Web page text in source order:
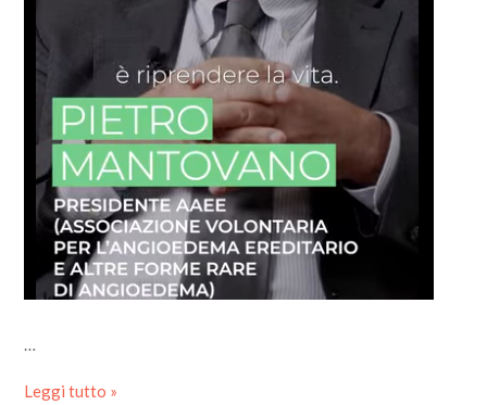
…
Leggi tutto »